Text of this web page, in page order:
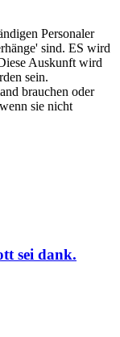
Personaler
sind. ES wird
Auskunft wird
sein.
brauchen oder
sie nicht
sei dank.